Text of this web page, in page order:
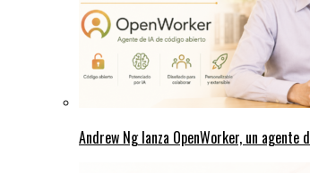
Andrew Ng lanza OpenWorker, un agente